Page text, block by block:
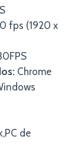
fps (1920 x
Chrome
de